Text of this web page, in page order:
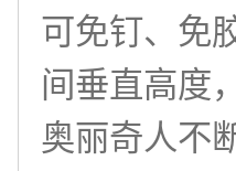
可免钉、免
间垂直高度
奥丽奇人不